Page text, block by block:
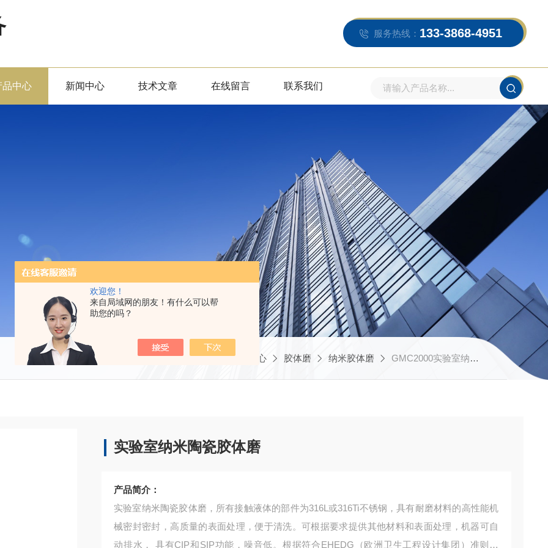
欢迎您！
来自局域网的朋友！有什么可以帮
助您的吗？
服务热线： 133-3868-4951
品中心 新闻中心 技术文章 在线留言 联系我们
当前位置：首页 产品中心 胶体磨 纳米胶体磨 GMC2000实验室纳米陶瓷胶体磨
实验室纳米陶瓷胶体磨
产品简介：
实验室纳米陶瓷胶体磨，所有接触液体的部件为316L或316Ti不锈钢，具有耐磨材料的高性能机
械密封密封，高质量的表面处理，便于清洗。可根据要求提供其他材料和表面处理，机器可自
动排水， 具有CIP和SIP功能，噪音低。根据符合EHEDG（欧洲卫生工程设计集团）准则制